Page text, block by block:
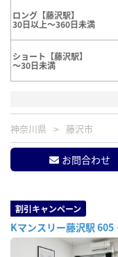
ロング【藤沢駅】
30日以上～360日未満
ショート【藤沢駅】
～30日未満
神奈川県 藤沢市
お問合わせ
割引キャンペーン
Kマンスリー藤沢駅